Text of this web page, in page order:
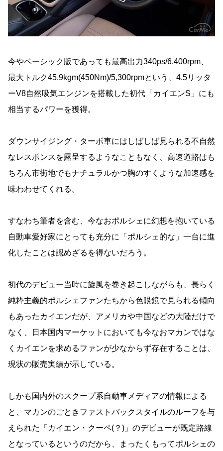
今やベーシック版であっても最高出力340ps/6,400rpm、
最大トルク45.9kgm(450Nm)/5,300rpmという、4.5リッタ
ーV8自然吸気エンジンを搭載した初代「カイエンS」にも
相当するパワーを獲得。
ダウンサイジング・ターボ車にはしばしば見られる不自然
なレスポンスを露呈するようなこともなく、高速道路はも
ちろん市街地でもナチュラルかつ胸のすくような加速感を
味わわせてくれる。
すなわち筆者を含む、今なおポルシェに幻想を抱いている
自動車愛好家にとっても充分に「ポルシェ的な」一台に進
化したことは認めざるを得ないだろう。
初代のデビュー当時に旋風を巻き起こしながらも、長らく
純粋主義的ポルシェファンたちから色眼鏡で見られる傾向
もあったカイエンだが、アメリカや中国などの大陸だけで
なく、日本国内マーケットにおいても今なおマカンではな
くカイエンを求めるファンが少なからず存在することは、
現状の販売実績が示している。
しかも国内外のスクープ系自動車メディアの情報による
と、マカンのごときファストバックスタイルのルーフを与
えられた「カイエン・クーペ(？)」のデビューが既定路線
となっているというのだから、まったくもってポルシェの